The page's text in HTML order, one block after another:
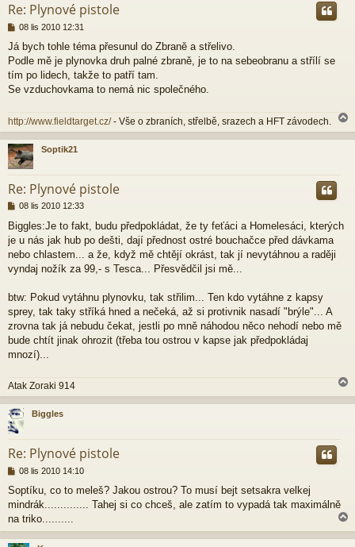
Re: Plynové pistole
P
í
s
p
ě
k
08 lis 2010 12:31
Já bych tohle téma přesunul do Zbraně a střelivo.
Podle mě je plynovka druh palné zbraně, je to na sebeobranu a střílí se
tím po lidech, takže to patří tam.
Se vzduchovkama to nemá nic společného.
http://www.fieldtarget.cz/- Vše o zbraních, střelbě, srazech a HFT závodech.
a
h
Soptik21
Re: Plynové pistole
P
í
s
p
ě
v
k
08 lis 2010 12:33
Biggles:Je to fakt, budu předpokládat, že ty feťáci a Homelesáci, kterých
je u nás jak hub po dešti, dají přednost ostré bouchačce před dávkama
nebo chlastem... a že, když mě chtějí okrást, tak jí nevytáhnou a raději
vyndaj nožík za 99,- s Tesca... Přesvědčil jsi mě...
btw: Pokud vytáhnu plynovku, tak střilim... Ten kdo vytáhne z kapsy
sprey, tak taky stříká hned a nečeká, až si protivnik nasadí "brýle"... A
zrovna tak já nebudu čekat, jestli po mně náhodou něco nehodí nebo mě
bude chtít jinak ohrozit (třeba tou ostrou v kapse jak předpokládaj
mnozí)...
Atak Zoraki 914
a
h
Biggles
Re: Plynové pistole
P
í
s
p
ě
v
08 lis 2010 14:10
Soptíku, co to meleš? Jakou ostrou? To musí bejt setsakra velkej
mindrák.............. Tahej si co chceš, ale zatím to vypadá tak maximálně
na triko..........
a
h